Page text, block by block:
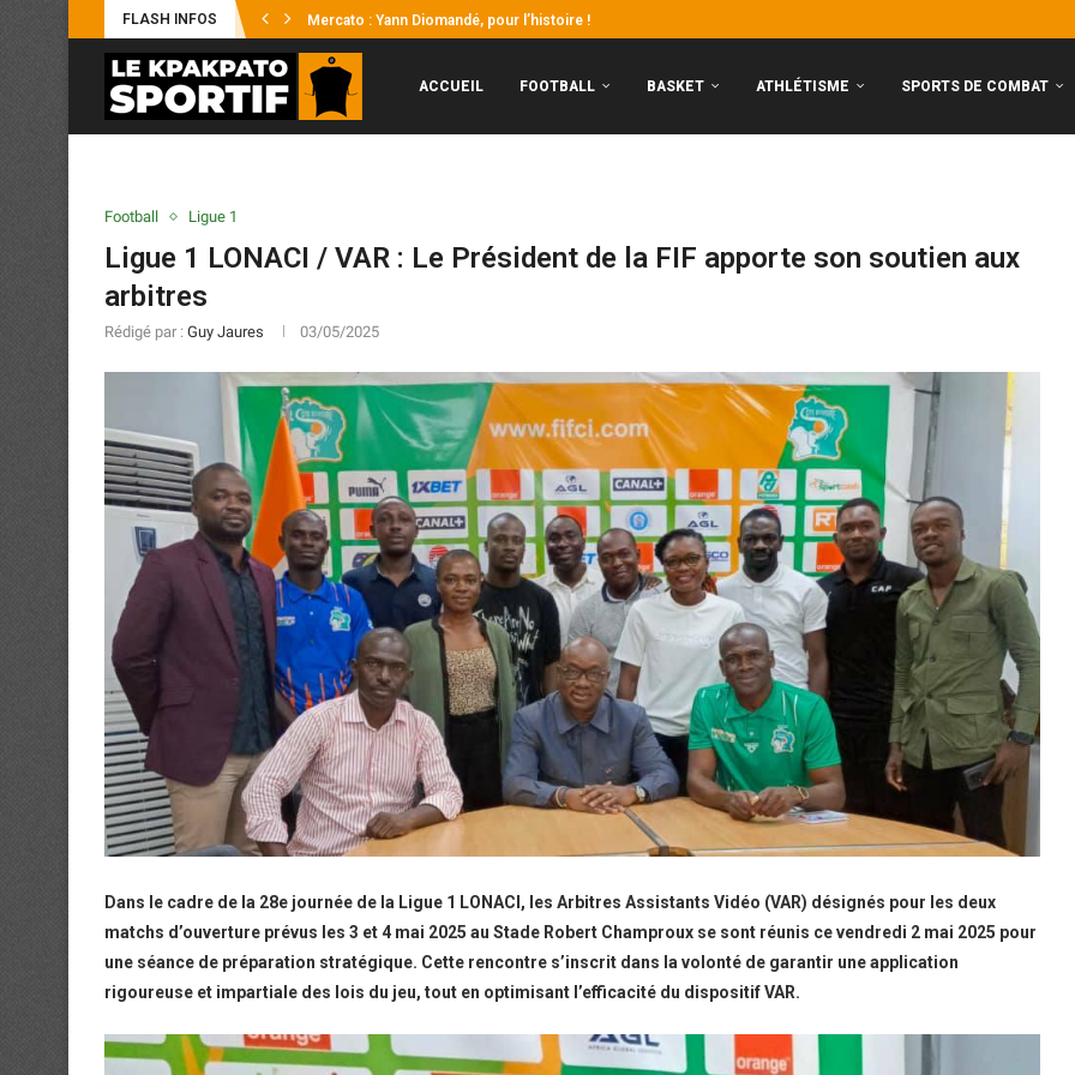
FLASH INFOS Mercato : Yann Diomandé, pour l’histoire !
Afrobasket U18 2026 : Les Éléphanteaux garçons frappent fort, les...
UFOA-B : les Éléphanteaux échouent aux portes de la CAN
Supercoupe Félix Houphouët-Boigny : premier choc de la saison
ACCUEIL
FOOTBALL BASKET ATHLÉTISME SPORTS DE COMBAT
Football Ligue 1
Ligue 1 LONACI / VAR : Le Président de la FIF apporte son soutien aux
arbitres
Rédigé par : Guy Jaures 03/05/2025
Dans le cadre de la 28e journée de la Ligue 1 LONACI, les Arbitres Assistants Vidéo (VAR) désignés pour les deux
matchs d’ouverture prévus les 3 et 4 mai 2025 au Stade Robert Champroux se sont réunis ce vendredi 2 mai 2025 pour
une séance de préparation stratégique. Cette rencontre s’inscrit dans la volonté de garantir une application
rigoureuse et impartiale des lois du jeu, tout en optimisant l’efficacité du dispositif VAR.